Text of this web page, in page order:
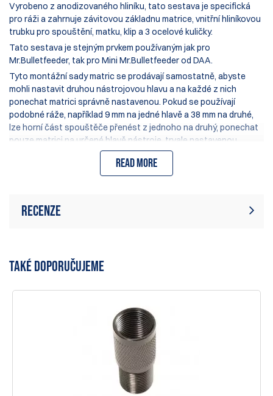
Vyrobeno z anodizovaného hliníku, tato sestava je specifická
pro ráži a zahrnuje závitovou základnu matrice, vnitřní hliníkovou
trubku pro spouštění, matku, klip a 3 ocelové kuličky.
Tato sestava je stejným prvkem používaným jak pro
Mr.Bulletfeeder, tak pro Mini Mr.Bulletfeederod DAA.
Tyto montážní sady matric se prodávají samostatně, abyste
mohli nastavit druhou nástrojovou hlavu a na každé z nich
ponechat matrici správně nastavenou. Pokud se používají
podobné ráže, například 9 mm na jedné hlavě a 38 mm na druhé,
lze horní část spouštěče přenést z jednoho na druhý, ponechat
pouze matrici na určené hlavě nástroje, trvale nastavenou.
Tímto způsobem ušetříte nákup kompletního nového spouštěče
pro druhou ráži a také eliminujete potřebu oddělení drátů a příčné
pružiny od horní části montáže spouštěče, když přepínáte ráže.
Read more
Recenze
original tool from Hornady is sold.
Geniale Erfindung. Richtig eingestellt und mit dem
TAKÉ DOPORUČUJEME